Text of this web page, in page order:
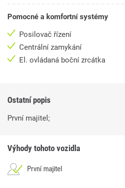
Pomocné a komfortní systémy
Posilovač řízení
Centrální zamykání
El. ovládaná boční zrcátka
Ostatní popis
První majitel;
Výhody tohoto vozidla
První majitel